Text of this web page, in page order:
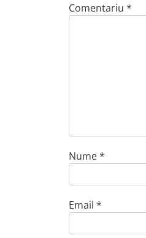
Comentariu *
Nume*
Email *